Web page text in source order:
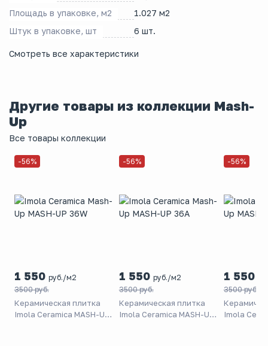
Площадь в упаковке, м2
1.027 м2
Штук в упаковке, шт
6 шт.
Смотреть все характеристики
Другие товары из коллекции Mash-
Up
Все товары коллекции
-56%
1 550 руб./м2
3500 руб.
Керамическая плитка
Imola Ceramica MASH-UP
-56%
1 550 руб./м2
3500 руб.
Керамическая плитка
Imola Ceramica MASH-UP
-56%
1 550
3500 руб.
Imola